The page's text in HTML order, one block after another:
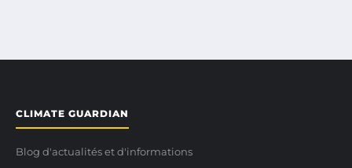
CLIMATE GUARDIAN
Blog d'actualités et d'informations